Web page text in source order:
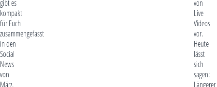
gibt es
kompakt
für Euch
zusammengefasst
in den
Social
News
von
März.
von
Live
Videos
vor.
Heute
lässt
sich
sagen:
Längerer